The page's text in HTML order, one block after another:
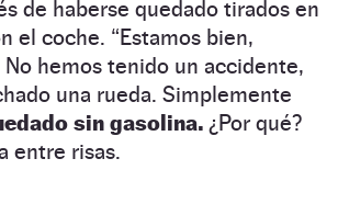
de haberse quedado tirados en
el coche. “Estamos bien,
No hemos tenido un accidente,
una rueda. Simplemente
sin gasolina. ¿Por qué?
entre risas.